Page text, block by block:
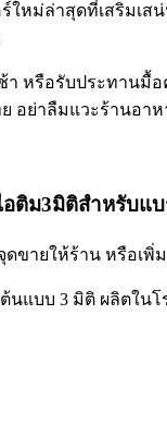
ร์ใหม่ล่าสุดที่เสริม
า หรือรับประทาน
อย่าลืมแวะร้านอา
ติม3มิติสำหรับแ
ขายให้ร้าน หรือเพิ่
นแบบ 3 มิติ ผลิตใ